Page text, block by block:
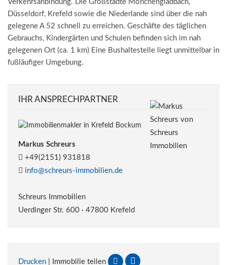
Verkehrsanbindung. Die Großstädte Mönchengladbach,
Düsseldorf, Krefeld sowie die Niederlande sind über die nah
gelegene A 52 schnell zu erreichen. Geschäfte des täglichen
Gebrauchs, Kindergärten und Schulen befinden sich im nah
gelegenen Ort (ca. 1 km) Eine Bushaltestelle liegt unmittelbar in
fußläufiger Umgebung.
IHR ANSPRECHPARTNER
Markus Schreurs
+49(2151) 931818
info@schreurs-immobilien.de
Schreurs Immobilien
Uerdinger Str. 600 · 47800 Krefeld
Drucken | Immobilie teilen